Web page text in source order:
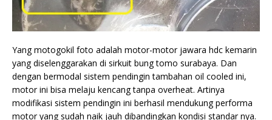
Yang motogokil foto adalah motor-motor jawara hdc kemarin
yang diselenggarakan di sirkuit bung tomo surabaya. Dan
dengan bermodal sistem pendingin tambahan oil cooled ini,
motor ini bisa melaju kencang tanpa overheat. Artinya
modifikasi sistem pendingin ini berhasil mendukung performa
motor yang sudah naik jauh dibandingkan kondisi standar nya.